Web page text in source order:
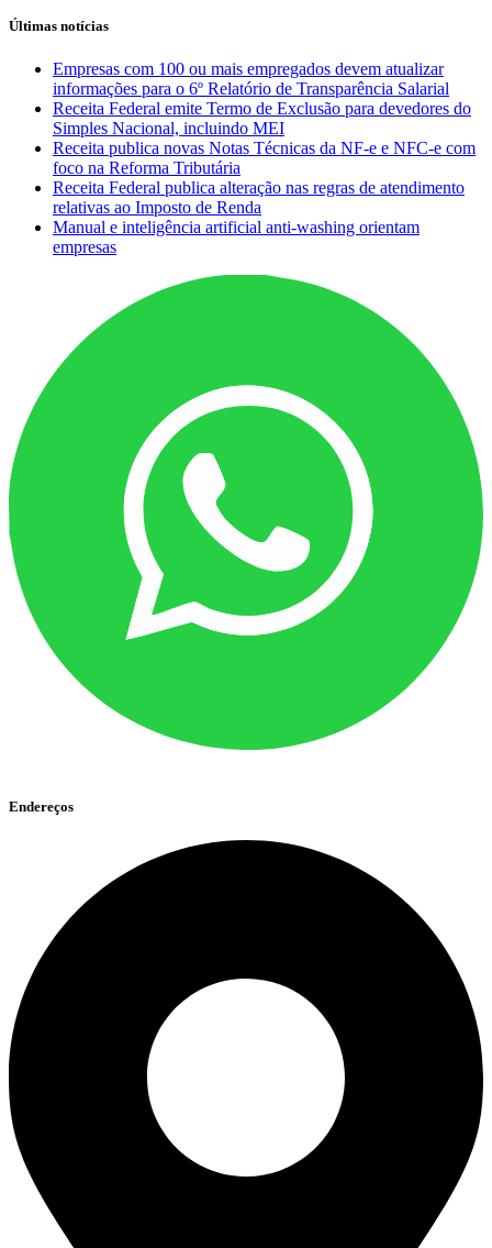
Últimas notícias
Empresas com 100 ou mais empregados devem atualizar
informações para o 6º Relatório de Transparência Salarial
Receita Federal emite Termo de Exclusão para devedores do
Simples Nacional, incluindo MEI
Receita publica novas Notas Técnicas da NF-e e NFC-e com
foco na Reforma Tributária
Receita Federal publica alteração nas regras de atendimento
relativas ao Imposto de Renda
Manual e inteligência artificial anti-washing orientam
empresas
Endereços